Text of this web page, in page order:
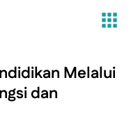
Melalui
dan